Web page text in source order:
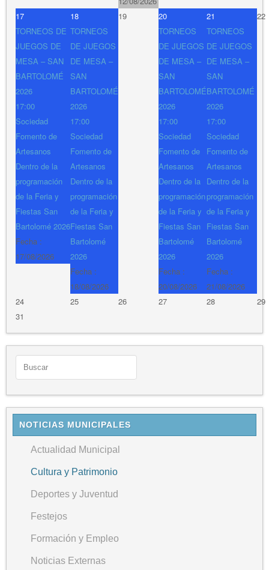
17
TORNEOS DE
JUEGOS DE
MESA – SAN
BARTOLOMÉ
2026
17:00
Sociedad
Fomento de
Artesanos
Dentro de la
programación
de la Feria y
Fiestas San
Bartolomé 2026
Fecha :
17/08/2026
18
TORNEOS
DE JUEGOS
DE MESA –
SAN
BARTOLOMÉ
2026
17:00
Sociedad
Fomento de
Artesanos
Dentro de la
programación
de la Feria y
Fiestas San
Bartolomé
2026
Fecha :
18/08/2026
19
20
TORNEOS
DE JUEGOS
DE MESA –
SAN
BARTOLOMÉ
2026
17:00
Sociedad
Fomento de
Artesanos
Dentro de la
programación
de la Feria y
Fiestas San
Bartolomé
2026
Fecha :
20/08/2026
21
TORNEOS
DE JUEGOS
DE MESA –
SAN
BARTOLOMÉ
2026
17:00
Sociedad
Fomento de
Artesanos
Dentro de la
programación
de la Feria y
Fiestas San
Bartolomé
2026
Fecha :
21/08/2026
22
24 25 26 27 28
29
31
NOTICIAS MUNICIPALES
Actualidad Municipal
Cultura y Patrimonio
Deportes y Juventud
Festejos
Formación y Empleo
Noticias Externas